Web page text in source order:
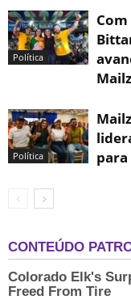
Política
Política
para